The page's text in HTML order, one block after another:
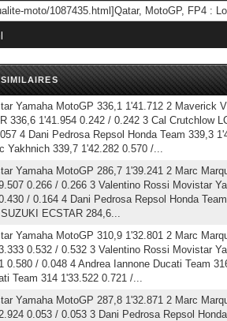
Yamaha MotoGP 336,1 1'41.712 2 Maverick
336,6 1'41.954 0.242 / 0.242 3 Cal Crutchlow
4 Dani Pedrosa Repsol Honda Team 339,3
Yakhnich 339,7 1'42.282 0.570 /...
Yamaha MotoGP 286,7 1'39.241 2 Marc
0.266 / 0.266 3 Valentino Rossi Movistar
/ 0.164 4 Dani Pedrosa Repsol Honda
ECSTAR 284,6...
Yamaha MotoGP 310,9 1'32.801 2 Marc
0.532 / 0.532 3 Valentino Rossi Movistar
0.580 / 0.048 4 Andrea Iannone Ducati Team
Team 314 1'33.522 0.721 /...
Yamaha MotoGP 287,8 1'32.871 2 Marc
0.053 / 0.053 3 Dani Pedrosa Repsol